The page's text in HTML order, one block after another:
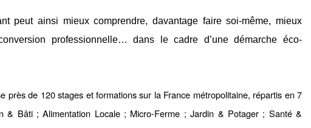
peut ainsi mieux comprendre, davantage faire soi-même, mieux
professionnelle… dans le cadre d’une démarche éco-
près de 120 stages et formations sur la France métropolitaine, répartis en 7
& Bâti ; Alimentation Locale ; Micro-Ferme ; Jardin & Potager ; Santé &